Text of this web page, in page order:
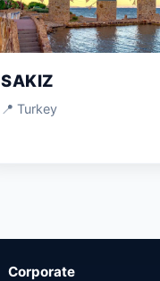
SAKIZ
📍 Turkey
Corporate